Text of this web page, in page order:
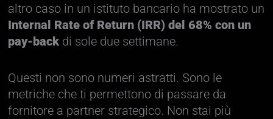
altro caso in un istituto bancario ha mostrato un
Internal Rate of Return (IRR) del 68% con un
pay-back di sole due settimane.
Questi non sono numeri astratti. Sono le
metriche che ti permettono di passare da
fornitore a partner strategico. Non stai più